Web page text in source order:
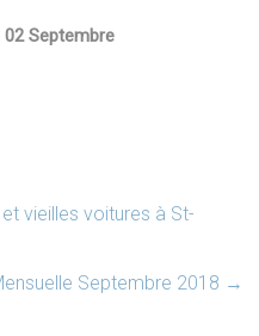
02 Septembre
vieilles voitures à St-
Septembre 2018 →